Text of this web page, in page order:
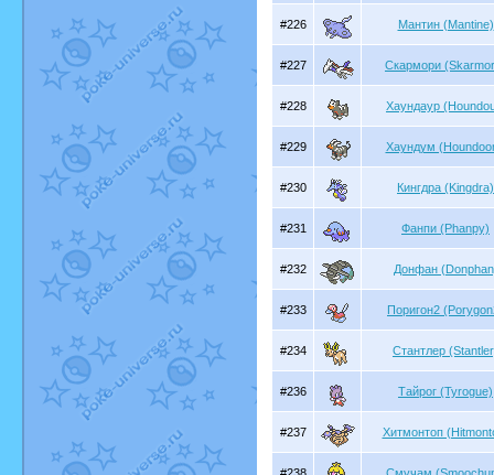
#226 Мантин (Mantine)
#227 Скармори
#228 Хаундаур
#229 Хаундум
#230 Кингдра (Kingdra)
#231 Фанпи (Phanpy)
#232 Донфан
#233 Поригон2
#234 Стантлер
#236 Тайрог (Tyrogue)
#237 Хитмонтоп